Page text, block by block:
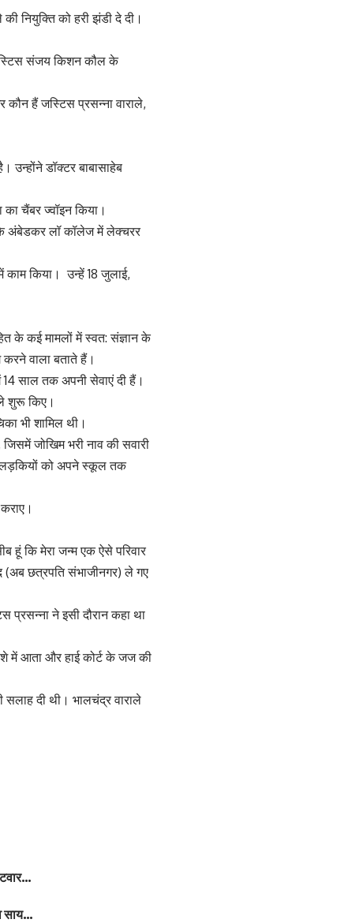
नियुक्ति को हरी झंडी दे दी।
संजय किशन कौल के
हैं जस्टिस प्रसन्ना वाराले,
उन्होंने डॉक्टर बाबासाहेब
चैंबर ज्वॉइन किया।
के अंबेडकर लॉ कॉलेज में लेक्चरर
काम किया। उन्हें 18 जुलाई,
के कई मामलों में स्वत: संज्ञान के
वाला बताते हैं।
साल तक अपनी सेवाएं दी हैं।
शुरू किए।
भी शामिल थी।
जोखिम भरी नाव की सवारी
लड़कियों को अपने स्कूल तक
हूं कि मेरा जन्म एक ऐसे परिवार
छत्रपति संभाजीनगर) ले गए
ने इसी दौरान कहा था
में आता और हाई कोर्ट के जज की
दी थी। भालचंद्र वाराले
साय…